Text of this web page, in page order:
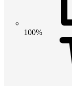
100%